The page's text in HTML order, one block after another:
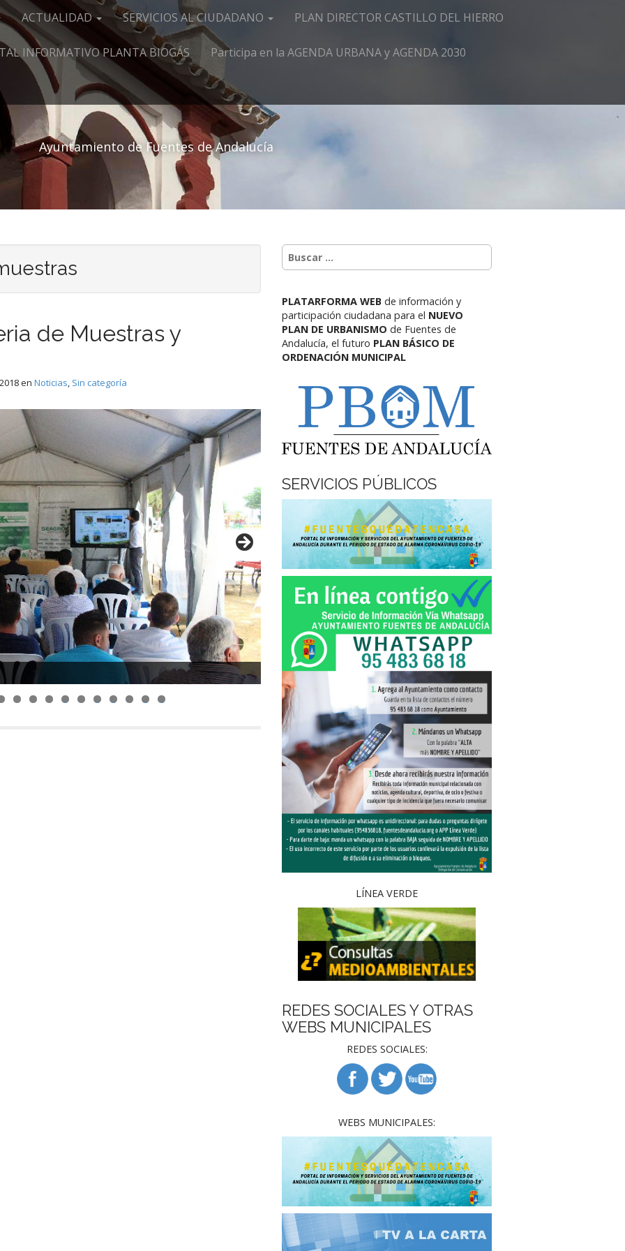
ACTUALIDAD SERVICIOS AL CIUDADANO PLAN DIRECTOR CASTILLO DEL HIERRO
INFORMATIVO PLANTA BIOGÁS Participa en la AGENDA URBANA y AGENDA 2030
Ayuntamiento de Fuentes de Andalucía
de Muestras y
en Noticias, Sin categoría
0 1 2 3 4 5 6
PLATARFORMA WEBde información y
participación ciudadana para el NUEVO
PLAN DE URBANISMOde Fuentes de
Andalucía, el futuro PLAN BÁSICO DE
ORDENACIÓN MUNICIPAL
SERVICIOS PÚBLICOS
LÍNEA VERDE
REDES SOCIALES Y OTRAS
WEBS MUNICIPALES
REDES SOCIALES:
WEBS MUNICIPALES: